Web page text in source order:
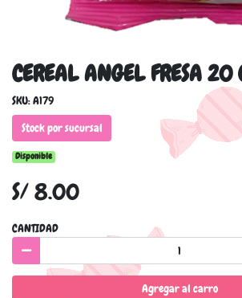
CEREAL ANGEL FRESA 20
SKU: A179
Stock por sucursal
Disponible
S/ 8.00
CANTIDAD
Agregar al carro